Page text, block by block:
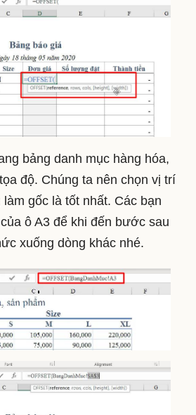
bảng danh mục hàng hóa,
độ. Chúng ta nên chọn vị trí
gốc là tốt nhất. Các bạn
ô A3 để khi đến bước sau
xuống dòng khác nhé.